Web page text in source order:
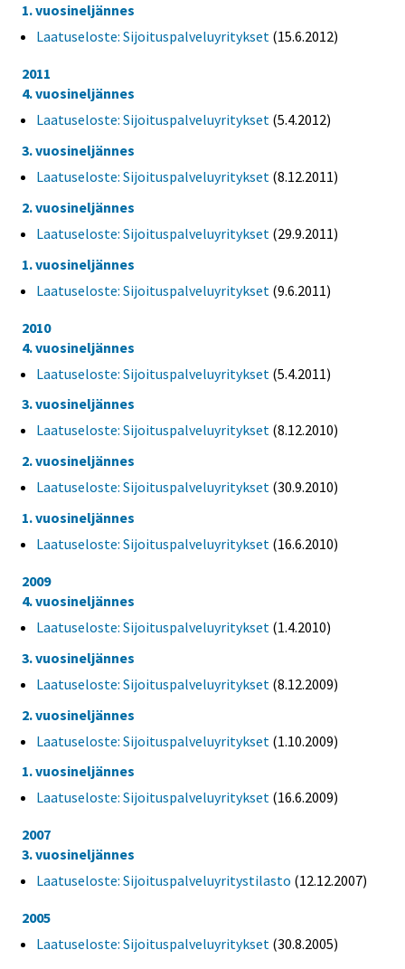
1. vuosineljännes
Laatuseloste: Sijoituspalveluyritykset (15.6.2012)
2011
4. vuosineljännes
Laatuseloste: Sijoituspalveluyritykset (5.4.2012)
3. vuosineljännes
Laatuseloste: Sijoituspalveluyritykset (8.12.2011)
2. vuosineljännes
Laatuseloste: Sijoituspalveluyritykset (29.9.2011)
1. vuosineljännes
Laatuseloste: Sijoituspalveluyritykset (9.6.2011)
2010
4. vuosineljännes
Laatuseloste: Sijoituspalveluyritykset (5.4.2011)
3. vuosineljännes
Laatuseloste: Sijoituspalveluyritykset (8.12.2010)
2. vuosineljännes
Laatuseloste: Sijoituspalveluyritykset (30.9.2010)
1. vuosineljännes
Laatuseloste: Sijoituspalveluyritykset (16.6.2010)
2009
4. vuosineljännes
Laatuseloste: Sijoituspalveluyritykset (1.4.2010)
3. vuosineljännes
Laatuseloste: Sijoituspalveluyritykset (8.12.2009)
2. vuosineljännes
Laatuseloste: Sijoituspalveluyritykset (1.10.2009)
1. vuosineljännes
Laatuseloste: Sijoituspalveluyritykset (16.6.2009)
2007
3. vuosineljännes
Laatuseloste: Sijoituspalveluyritystilasto (12.12.2007)
2005
Laatuseloste: Sijoituspalveluyritykset (30.8.2005)